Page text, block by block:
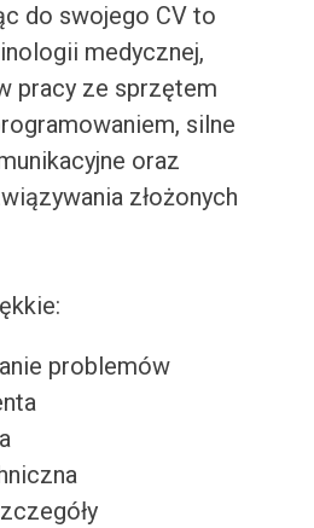
do swojego CV to
medycznej,
pracy ze sprzętem
silne
oraz
złożonych
problemów